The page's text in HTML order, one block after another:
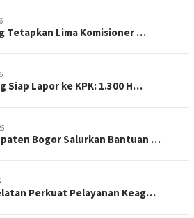
Tetapkan Lima Komisioner …
Siap Lapor ke KPK: 1.300 H…
Bogor Salurkan Bantuan …
Perkuat Pelayanan Keag…